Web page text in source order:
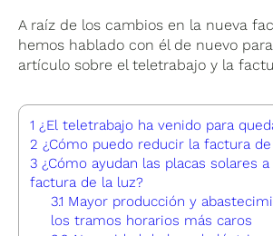
A raíz de los cambios en la nueva
hemos hablado con él de nuevo
artículo sobre el teletrabajo y la
1 ¿El teletrabajo ha venido para
2 ¿Cómo puedo reducir la factura
3 ¿Cómo ayudan las placas solares
factura de la luz?
3.1 Mayor producción y
los tramos horarios más caros